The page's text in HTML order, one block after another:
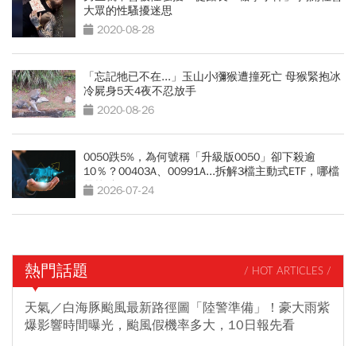
大眾的性騷擾迷思
2020-08-28
「忘記牠已不在...」玉山小獼猴遭撞死亡 母猴緊抱冰
冷屍身5天4夜不忍放手
2020-08-26
0050跌5%，為何號稱「升級版0050」卻下殺逾
10％？00403A、00991A...拆解3檔主動式ETF，哪檔
最抗跌？
2026-07-24
熱門話題 / HOT ARTICLES /
天氣／白海豚颱風最新路徑圖「陸警準備」！豪大雨紫
爆影響時間曝光，颱風假機率多大，10日報先看